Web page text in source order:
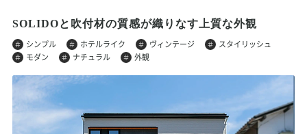
SOLIDOと吹付材の質感が織りなす上質な外観
シンプル
ホテルライク ヴィンテージ
スタイリッシュ
モダン
ナチュラル 外観